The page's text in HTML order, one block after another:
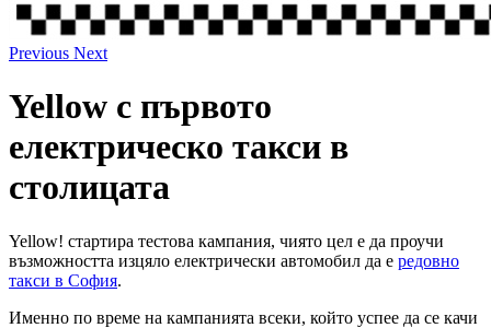
Previous Next
Yellow с първото
електрическо такси в
столицата
Yellow! стартира тестова кампания, чиято цел е да проучи
възможността изцяло електрически автомобил да е редовно
такси в София.
Именно по време на кампанията всеки, който успее да се качи